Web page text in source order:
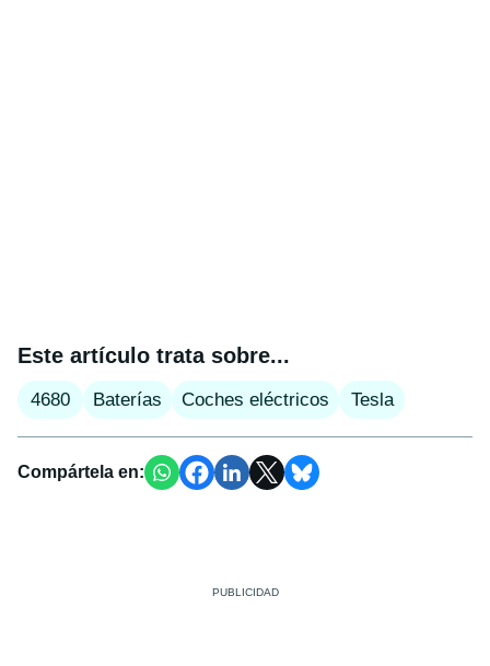
Este artículo trata sobre...
4680 Baterías Coches eléctricos Tesla
Compártela en: